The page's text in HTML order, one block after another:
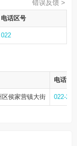
错误反馈 >
电话区号
022
电话
区侯家营镇大街 022-